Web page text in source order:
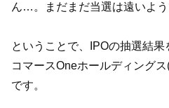
ん…。まだまだ当選は遠いよう
ということで、IPOの抽選結果
コマースOneホールディング
です。